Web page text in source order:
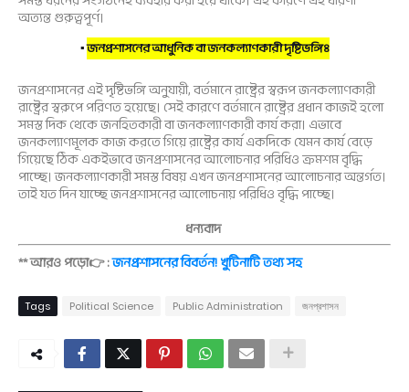
অত্যন্ত গুরুত্বপূর্ণ।
▪জনপ্রশাসনের আধুনিক বা জনকল্যাণকারী দৃষ্টিভঙ্গিঃ
জনপ্রশাসনের এই দৃষ্টিভঙ্গি অনুযায়ী, বর্তমানে রাষ্ট্রের স্বরূপ জনকল্যাণকারী
রাষ্ট্রের স্বরুপে পরিণত হয়েছে। সেই কারণে বর্তমানে রাষ্ট্রের প্রধান কাজই হলো
সমস্ত দিক থেকে জনহিতকারী বা জনকল্যাণকারী কার্য করা। এভাবে
জনকল্যাণমূলক কাজ করতে গিয়ে রাষ্ট্রের কার্য একদিকে যেমন কার্য বেড়ে
গিয়েছে ঠিক একইভাবে জনপ্রশাসনের আলোচনার পরিধিও ক্রমশম বৃদ্ধি
পাচ্ছে। জনকল্যাণকারী সমস্ত বিষয় এখন জনপ্রশাসনের আলোচনার অন্তর্গত।
তাই যত দিন যাচ্ছে জনপ্রশাসনের আলোচনায় পরিধিও বৃদ্ধি পাচ্ছে।
ধন্যবাদ
** আরও পড়ো👉 :জনপ্রশাসনের বিবর্তন! খুটিনাটি তথ্য সহ
Tags Political Science Public Administration জনপ্রশাসন